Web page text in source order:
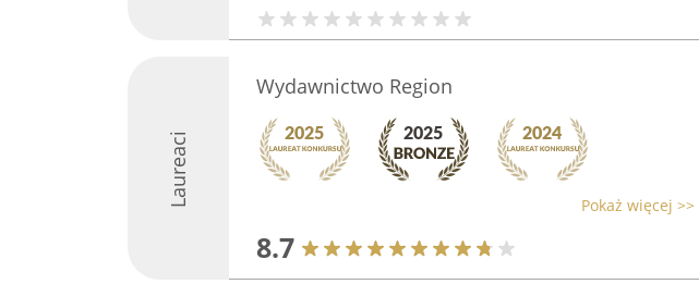
Laureaci
Wydawnictwo Region
Pokaż więcej >>
8.7